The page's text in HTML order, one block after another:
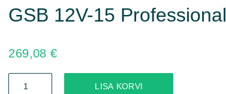
GSB 12V-15 Professional
269,08€
kruvikeerajad
LISA KORVI